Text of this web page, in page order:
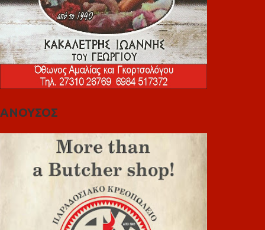
ΑΝΟΥΣΟΣ